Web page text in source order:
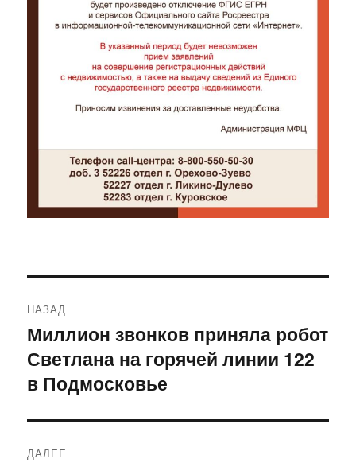
по
записям
НАЗАД
Предыдущая
запись:
Миллион звонков приняла робот
Светлана на горячей линии 122
в Подмосковье
ДАЛЕЕ